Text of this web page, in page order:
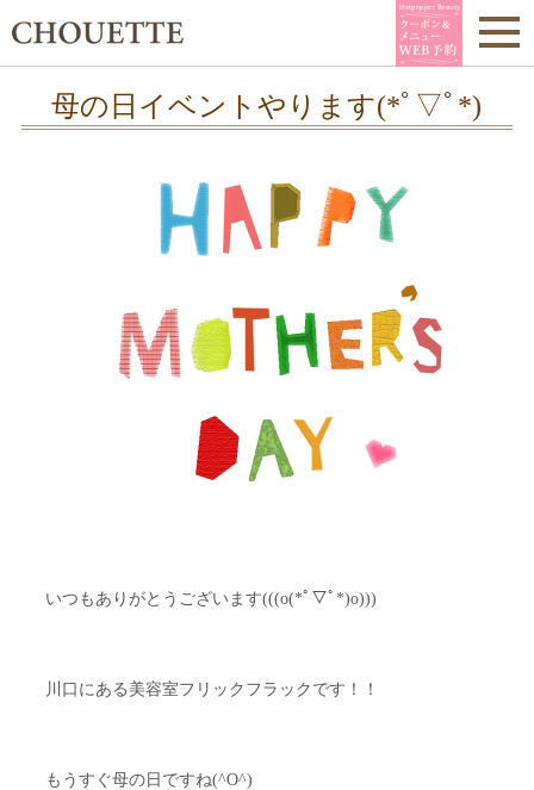
母の日イベントやります(*ﾟ▽ﾟ*)
いつもありがとうございます(((o(*ﾟ▽ﾟ*)o)))
川口にある美容室フリックフラックです！！
もうすぐ母の日ですね(^O^)